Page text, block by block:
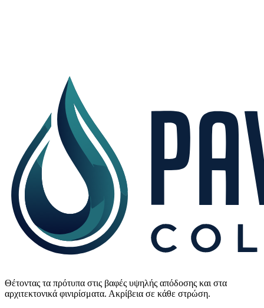
Θέτοντας τα πρότυπα στις βαφές υψηλής απόδοσης και στα
αρχιτεκτονικά φινιρίσματα. Ακρίβεια σε κάθε στρώση.